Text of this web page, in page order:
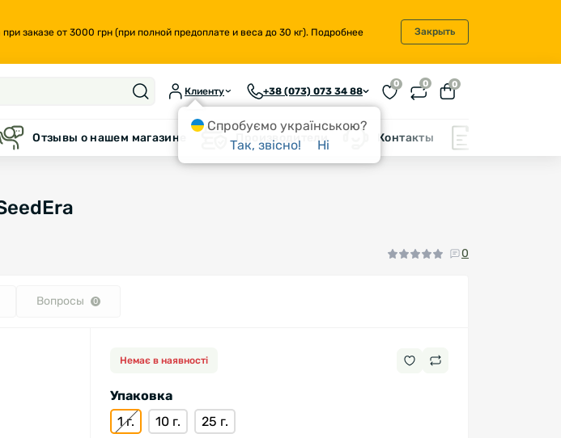
заказе от 3000 грн (при полной предоплате и веса до 30 кг). Подробнее Закрыть
Клиенту +38 (073) 073 34 88
0 0 0
Отзывы о нашем магазине Производители Контакты
0
Вопросы 0
Немає в наявності
Упаковка
1 г.
10 г. 25 г.
Спробуємо українською?
Так, звісно!
Ні